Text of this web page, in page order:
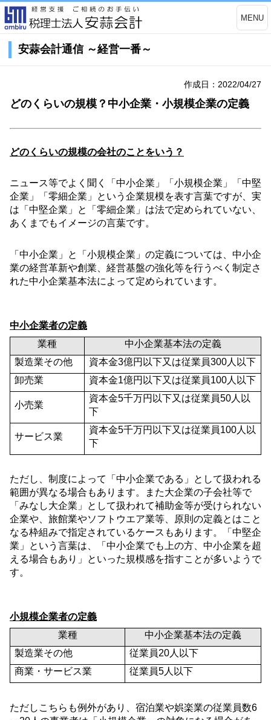
MENU
安蒜会計通信 ～経営一番～
作成日：2022/04/27
どのくらいの規模？中小企業・小規模企業の定義
どのくらいの規模の会社のことをいう？
ニュース等でよく聞く「中小企業」「小規模企業」「中堅
企業」「零細企業」という企業規模を表す言葉ですが、実
は「中堅企業」と「零細企業」は法で定められていない、
あくまでもイメージの言葉です。
「中小企業」と「小規模企業」の定義については、中小企
業の経営革新や創業、経営基盤の強化等を行うべく制定さ
れた中小企業基本法によって定められています。
中小企業者の定義
業種
中小企業基本法の定義
製造業その他
資本金3億円以下又は従業員300人以下
卸売業
資本金1億円以下又は従業員100人以下
小売業
資本金5千万円以下又は従業員50人以
下
サービス業
資本金5千万円以下又は従業員100人以
下
ただし、制度によって「中小企業である」として扱われる
範囲が異なる場合もあります。また大企業の子会社等で
「みなし大企業」として扱われて補助金等が受けられない
企業や、旅館業やソフトウエア業等、原則の定義とはこと
なる枠組みで指定されているケースもあります。「中堅企
業」という言葉は、「中小企業でも上の方、中小企業を超
える場合もあり」といった規模感を指すことが多いようで
す。
小規模企業者の定義
業種
中小企業基本法の定義
製造業その他
従業員20人以下
商業・サービス業
従業員5人以下
ただしこちらも例外があり、宿泊業や娯楽業の従業員数6